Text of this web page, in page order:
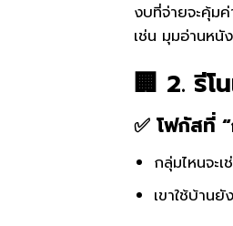
งบที่จ่ายจะคุ้ม
เช่น มุมอ่านห
🏢 2. รีโ
✅ โฟกัสที่
กลุ่มไหนจะ
เขาใช้บ้าน